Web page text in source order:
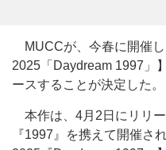
MUCCが、今春に開催
2025「Daydream 1997」
ースすることが決定した。
本作は、4月2日にリリ
『1997』を携えて開催さ